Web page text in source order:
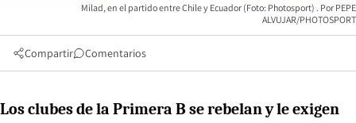
Milad, en el partido entre Chile y Ecuador (Foto: Photosport)
PEPE
ALVUJAR/PHOTOSPORT
Compartir Comentarios
Los clubes de la Primera B se rebelan y le exigen